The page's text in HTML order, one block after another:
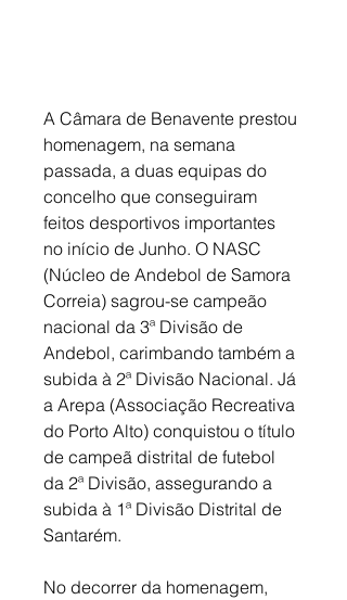
A Câmara de Benavente prestou
homenagem, na semana
passada, a duas equipas do
concelho que conseguiram
feitos desportivos importantes
no início de Junho. O NASC
(Núcleo de Andebol de Samora
Correia) sagrou-se campeão
nacional da 3ª Divisão de
Andebol, carimbando também a
subida à 2ª Divisão Nacional. Já
a Arepa (Associação Recreativa
do Porto Alto) conquistou o título
de campeã distrital de futebol
da 2ª Divisão, assegurando a
subida à 1ª Divisão Distrital de
Santarém.
No decorrer da homenagem,